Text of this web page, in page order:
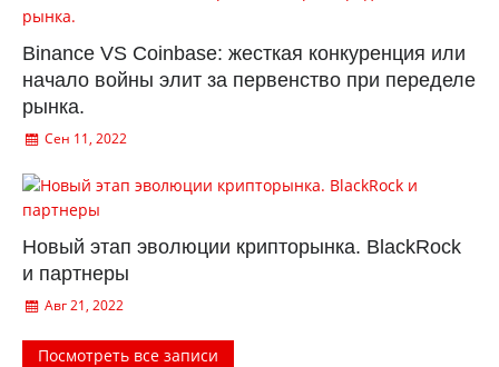
Binance VS Coinbase: жесткая конкуренция или
начало войны элит за первенство при переделе
рынка.
Сен 11, 2022
Новый этап эволюции крипторынка. BlackRock
и партнеры
Авг 21, 2022
Посмотреть все записи